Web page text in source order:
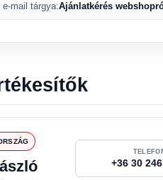
e-mail tárgya:Ajánlatkérés
+36 30